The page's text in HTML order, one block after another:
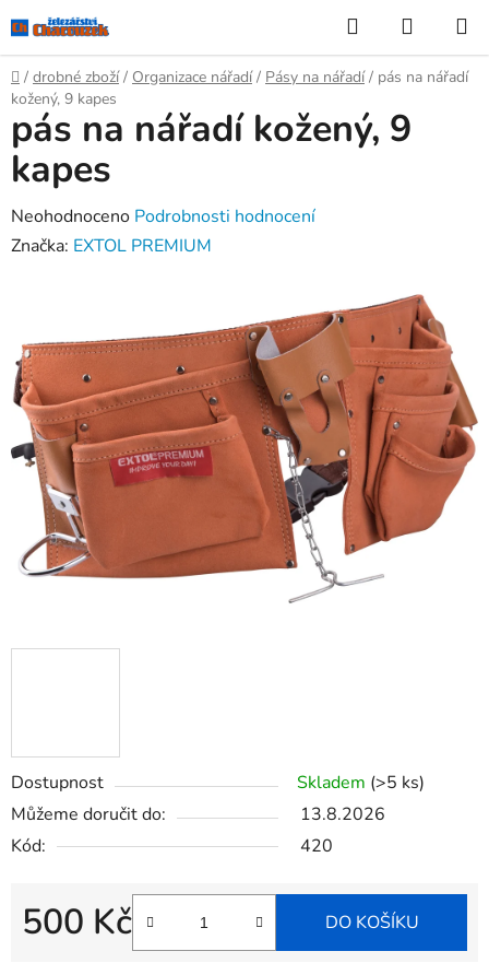
na
obsah
Hledat
KOŠÍK
Domů
/ drobné zboží / Organizace nářadí / Pásy na nářadí / pás na nářadí
kožený, 9 kapes
Dostupnost Skladem (>5 ks)
Můžeme doručit do:
13.8.2026
Kód:
420
500 Kč DO KOŠÍKU
pás na nářadí kožený, 9
kapes
Průměrné
hodnocení
z
5
hvězdiček.
Neohodnoceno Podrobnosti hodnocení
Značka: EXTOL PREMIUM